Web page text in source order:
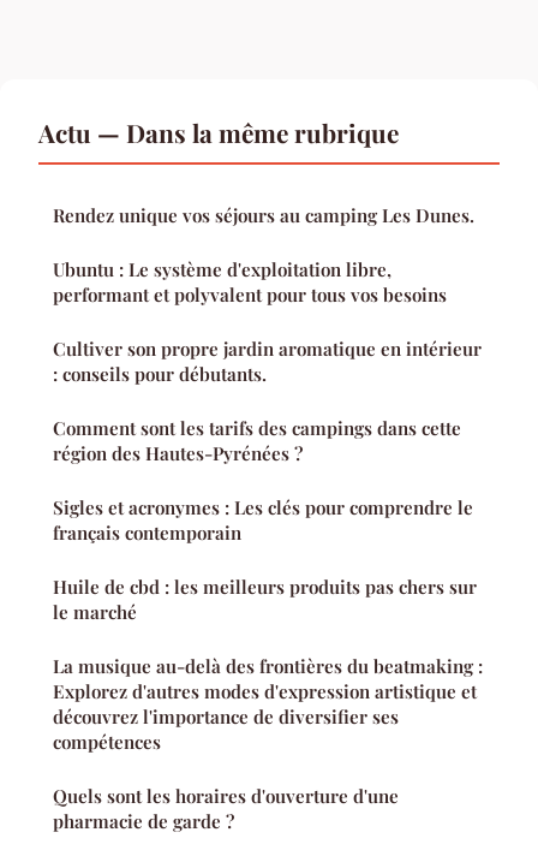
Actu — Dans la même rubrique
Rendez unique vos séjours au camping Les Dunes.
Ubuntu : Le système d'exploitation libre,
performant et polyvalent pour tous vos besoins
Cultiver son propre jardin aromatique en intérieur
: conseils pour débutants.
Comment sont les tarifs des campings dans cette
région des Hautes-Pyrénées ?
Sigles et acronymes : Les clés pour comprendre le
français contemporain
Huile de cbd : les meilleurs produits pas chers sur
le marché
La musique au-delà des frontières du beatmaking :
Explorez d'autres modes d'expression artistique et
découvrez l'importance de diversifier ses
compétences
Quels sont les horaires d'ouverture d'une
pharmacie de garde ?